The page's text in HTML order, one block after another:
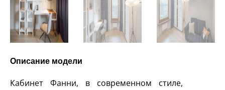
Описание модели
Кабинет Фанни, в современном стиле,